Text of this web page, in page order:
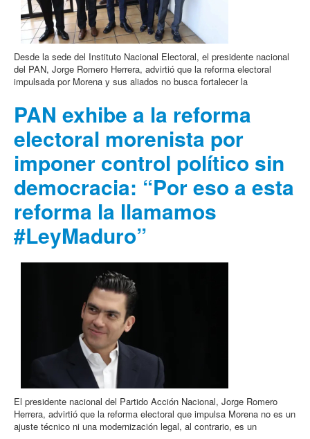
Desde la sede del Instituto Nacional Electoral, el presidente nacional
del PAN, Jorge Romero Herrera, advirtió que la reforma electoral
impulsada por Morena y sus aliados no busca fortalecer la
PAN exhibe a la reforma
electoral morenista por
imponer control político sin
democracia: “Por eso a esta
reforma la llamamos
#LeyMaduro”
El presidente nacional del Partido Acción Nacional, Jorge Romero
Herrera, advirtió que la reforma electoral que impulsa Morena no es un
ajuste técnico ni una modernización legal, al contrario, es un